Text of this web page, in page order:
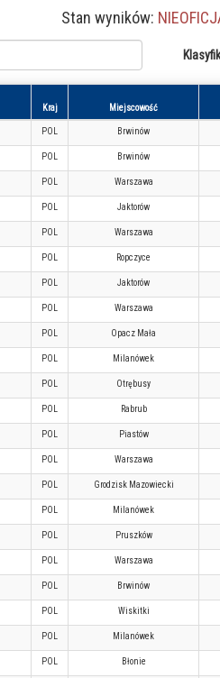
Stan wyników:
Kraj Miejscowość
POL Brwinów
POL Brwinów
POL Warszawa
POL Jaktorów
POL Warszawa
POL Ropczyce
POL Jaktorów
POL Warszawa
POL Opacz Mała
POL Milanówek
POL Otrębusy
POL Rabrub
POL Piastów
POL Warszawa
POL Grodzisk Mazowiecki
POL Milanówek
POL Pruszków
POL Warszawa
POL Brwinów
POL Wiskitki
POL Milanówek
POL Błonie